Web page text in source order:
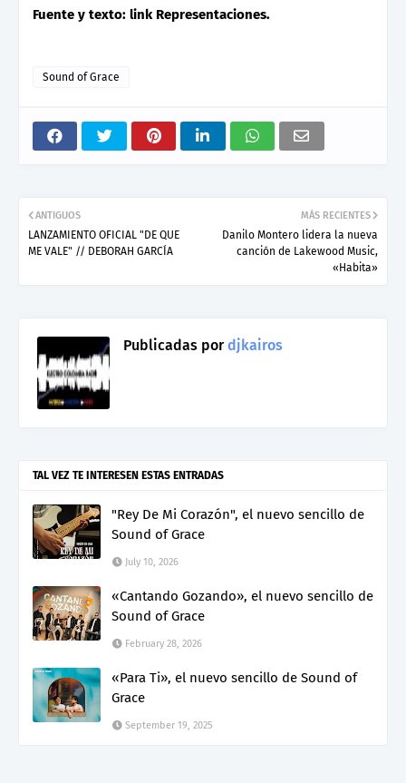
Fuente y texto: link Representaciones.
Sound of Grace
MÁS RECIENTES
Danilo Montero lidera la nueva
canción de Lakewood Music,
«Habita»
ANTIGUOS
LANZAMIENTO OFICIAL "DE QUE
ME VALE" // DEBORAH GARCÍA
Publicadas pordjkairos
TAL VEZ TE INTERESEN ESTAS ENTRADAS
"Rey De Mi Corazón", el nuevo sencillo de
Sound of Grace
July 10, 2026
«Cantando Gozando», el nuevo sencillo de
Sound of Grace
February 28, 2026
«Para Ti», el nuevo sencillo de Sound of
Grace
September 19, 2025